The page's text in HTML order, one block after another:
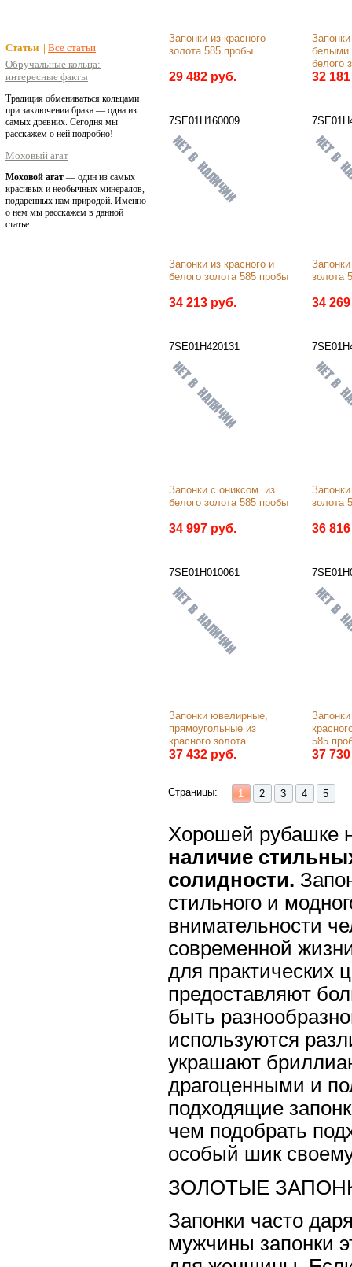
Статьи | Все статьи
Обручальные кольца:
интересные факты
Традиция обмениваться кольцами
при заключении брака — одна из
самых древних. Сегодня мы
расскажем о ней подробно!
Моховый агат
Моховой агат — один из самых
красивых и необычных минералов,
подаренных нам природой. Именно
о нем мы расскажем в данной
статье.
Запонки из красного
золота 585 пробы
29 482 руб.
белыми
белого
32
7SE01Н160009
Запонки из красного и
белого золота 585 пробы
34 213 руб.
золота
34
7SE01Н420131
Запонки с ониксом. из
белого золота 585 пробы
34 997 руб.
золота
36
7SE01Н010061
Запонки ювелирные,
прямоугольные из
красного золота
585 пробы
37 432 руб.
585
37
Страницы: 1 2 3 4 5
Хорошей рубашке
наличие
солидности.
стильного и
внимательности
современной
для практических
предоставляют
быть
используются
украшают
драгоценными и
подходящие
чем подобрать
особый шик
ЗОЛОТЫЕ
Запонки часто
мужчины запонки